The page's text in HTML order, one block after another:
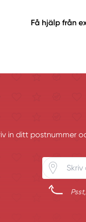
Få hjälp från
in ditt postnummer